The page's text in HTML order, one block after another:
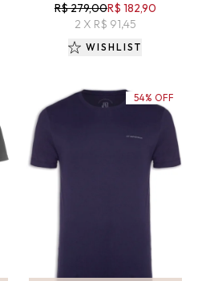
R$ 279,00R$ 182,90
2 X R$ 91,45
WISHLIST
54% OFF